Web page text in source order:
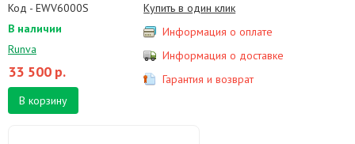
Код - EWV6000S
В наличии
Runva
33 500 р.
В корзину
Купить в один клик
Информация о оплате
Информация о доставке
Гарантия и возврат